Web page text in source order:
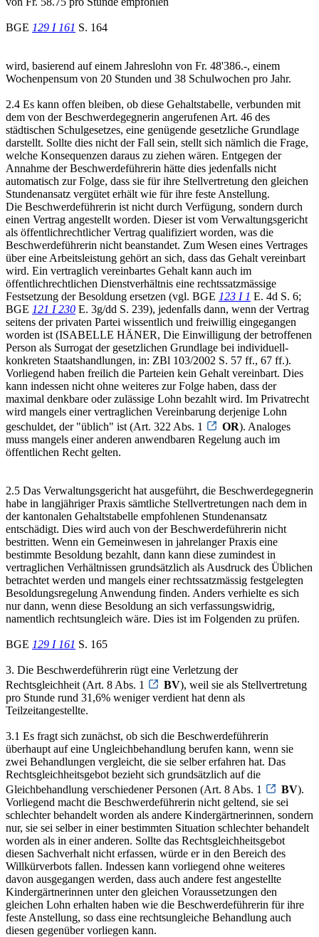
BGE 129 I 161 S. 164
wird, basierend auf einem Jahreslohn von Fr. 48'386.-, einem
Wochenpensum von 20 Stunden und 38 Schulwochen pro Jahr.
2.4 Es kann offen bleiben, ob diese Gehaltstabelle, verbunden mit
dem von der Beschwerdegegnerin angerufenen Art. 46 des
städtischen Schulgesetzes, eine genügende gesetzliche Grundlage
darstellt. Sollte dies nicht der Fall sein, stellt sich nämlich die Frage,
welche Konsequenzen daraus zu ziehen wären. Entgegen der
Annahme der Beschwerdeführerin hätte dies jedenfalls nicht
automatisch zur Folge, dass sie für ihre Stellvertretung den gleichen
Stundenansatz vergütet erhält wie für ihre feste Anstellung.
Die Beschwerdeführerin ist nicht durch Verfügung, sondern durch
einen Vertrag angestellt worden. Dieser ist vom Verwaltungsgericht
als öffentlichrechtlicher Vertrag qualifiziert worden, was die
Beschwerdeführerin nicht beanstandet. Zum Wesen eines Vertrages
über eine Arbeitsleistung gehört an sich, dass das Gehalt vereinbart
wird. Ein vertraglich vereinbartes Gehalt kann auch im
öffentlichrechtlichen Dienstverhältnis eine rechtssatzmässige
Festsetzung der Besoldung ersetzen (vgl. BGE 123 I 1 E. 4d S. 6;
BGE 121 I 230 E. 3g/dd S. 239), jedenfalls dann, wenn der Vertrag
seitens der privaten Partei wissentlich und freiwillig eingegangen
worden ist (ISABELLE HÄNER, Die Einwilligung der betroffenen
Person als Surrogat der gesetzlichen Grundlage bei individuell-
konkreten Staatshandlungen, in: ZBl 103/2002 S. 57 ff., 67 ff.).
Vorliegend haben freilich die Parteien kein Gehalt vereinbart. Dies
kann indessen nicht ohne weiteres zur Folge haben, dass der
maximal denkbare oder zulässige Lohn bezahlt wird. Im Privatrecht
wird mangels einer vertraglichen Vereinbarung derjenige Lohn
geschuldet, der "üblich" ist (Art. 322 Abs. 1
OR). Analoges
muss mangels einer anderen anwendbaren Regelung auch im
öffentlichen Recht gelten.
2.5 Das Verwaltungsgericht hat ausgeführt, die Beschwerdegegnerin
habe in langjähriger Praxis sämtliche Stellvertretungen nach dem in
der kantonalen Gehaltstabelle empfohlenen Stundenansatz
entschädigt. Dies wird auch von der Beschwerdeführerin nicht
bestritten. Wenn ein Gemeinwesen in jahrelanger Praxis eine
bestimmte Besoldung bezahlt, dann kann diese zumindest in
vertraglichen Verhältnissen grundsätzlich als Ausdruck des Üblichen
betrachtet werden und mangels einer rechtssatzmässig festgelegten
Besoldungsregelung Anwendung finden. Anders verhielte es sich
nur dann, wenn diese Besoldung an sich verfassungswidrig,
namentlich rechtsungleich wäre. Dies ist im Folgenden zu prüfen.
BGE 129 I 161 S. 165
3. Die Beschwerdeführerin rügt eine Verletzung der
Rechtsgleichheit (Art. 8 Abs. 1
BV), weil sie als Stellvertretung
pro Stunde rund 31,6% weniger verdient hat denn als
Teilzeitangestellte.
3.1 Es fragt sich zunächst, ob sich die Beschwerdeführerin
überhaupt auf eine Ungleichbehandlung berufen kann, wenn sie
zwei Behandlungen vergleicht, die sie selber erfahren hat. Das
Rechtsgleichheitsgebot bezieht sich grundsätzlich auf die
Gleichbehandlung verschiedener Personen (Art. 8 Abs. 1
BV).
Vorliegend macht die Beschwerdeführerin nicht geltend, sie sei
schlechter behandelt worden als andere Kindergärtnerinnen, sondern
nur, sie sei selber in einer bestimmten Situation schlechter behandelt
worden als in einer anderen. Sollte das Rechtsgleichheitsgebot
diesen Sachverhalt nicht erfassen, würde er in den Bereich des
Willkürverbots fallen. Indessen kann vorliegend ohne weiteres
davon ausgegangen werden, dass auch andere fest angestellte
Kindergärtnerinnen unter den gleichen Voraussetzungen den
gleichen Lohn erhalten haben wie die Beschwerdeführerin für ihre
feste Anstellung, so dass eine rechtsungleiche Behandlung auch
diesen gegenüber vorliegen kann.